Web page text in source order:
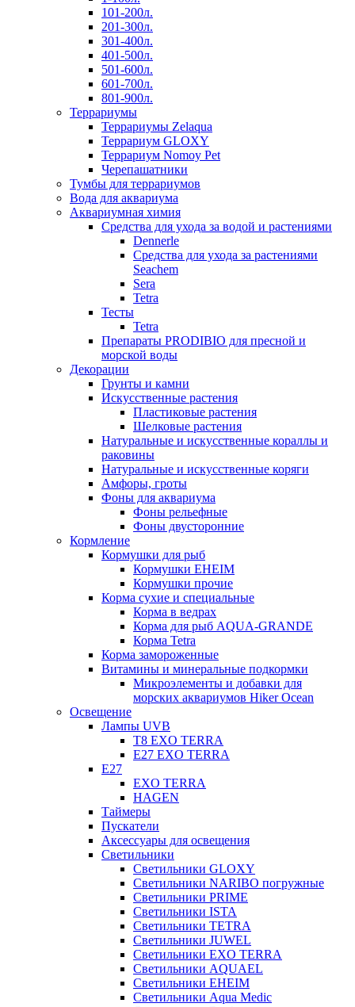
101-200л.
201-300л.
301-400л.
401-500л.
501-600л.
601-700л.
801-900л.
Террариумы
Террариумы Zelaqua
Террариум GLOXY
Террариум Nomoy Pet
Черепашатники
Тумбы для террариумов
Вода для аквариума
Аквариумная химия
Средства для ухода за водой и растениями
Dennerle
Средства для ухода за растениями
Seachem
Sera
Tetra
Тесты
Tetra
Препараты PRODIBIO для пресной и
морской воды
Декорации
Грунты и камни
Искусственные растения
Пластиковые растения
Шелковые растения
Натуральные и искусственные кораллы и
раковины
Натуральные и искусственные коряги
Амфоры, гроты
Фоны для аквариума
Фоны рельефные
Фоны двусторонние
Кормление
Кормушки для рыб
Кормушки EHEIM
Кормушки прочие
Корма сухие и специальные
Корма в ведрах
Корма для рыб AQUA-GRANDE
Корма Tetra
Корма замороженные
Витамины и минеральные подкормки
Микроэлементы и добавки для
морских аквариумов Hiker Ocean
Освещение
Лампы UVB
Т8 EXO TERRA
Е27 EXO TERRA
Е27
EXO TERRA
HAGEN
Таймеры
Пускатели
Аксессуары для освещения
Светильники
Светильники GLOXY
Светильники NARIBO погружные
Светильники PRIME
Светильники ISTA
Светильники TETRA
Светильники JUWEL
Светильники EXO TERRA
Светильники AQUAEL
Светильники EHEIM
Светильники Aqua Medic